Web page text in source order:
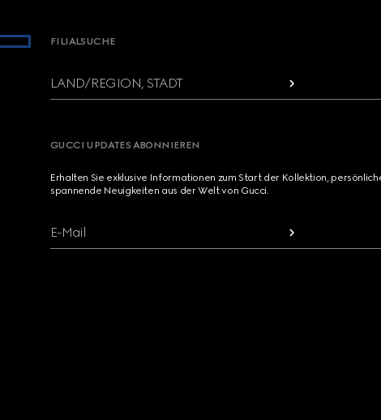
FILIALSUCHE
LAND/REGION, STADT
GUCCI UPDATES ABONNIEREN
Erhalten Sie exklusive Informationen zum Start der Kollektion,
spannende Neuigkeiten aus der Welt von Gucci.
E-Mail